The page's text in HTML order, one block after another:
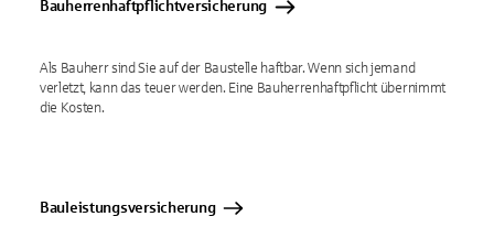
Bauherrenhaftpflichtversicherung
Als Bauherr sind Sie auf der Baustelle haftbar. Wenn sich jemand
verletzt, kann das teuer werden. Eine Bauherrenhaftpflicht übernimmt
die Kosten.
Bauleistungsversicherung